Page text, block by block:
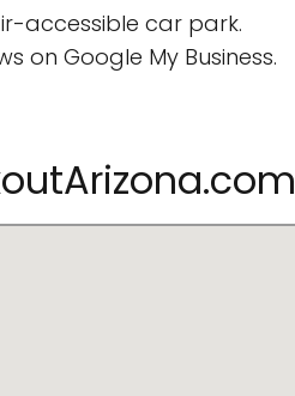
accessible car park.
on Google My Business.